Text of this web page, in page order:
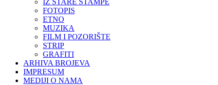
IZ STARE ŠTAMPE
FOTOPIS
ETNO
MUZIKA
FILM I POZORIŠTE
STRIP
GRAFITI
ARHIVA BROJEVA
IMPRESUM
MEDIJI O NAMA